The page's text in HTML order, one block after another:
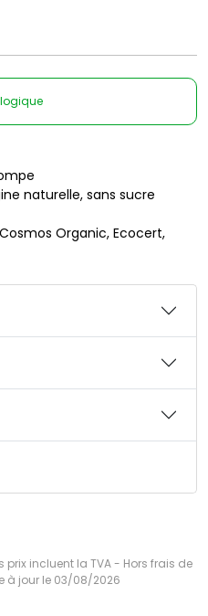
naturelle, sans sucre
Organic, Ecocert,
incluent la TVA - Hors frais de
à jour le 03/08/2026